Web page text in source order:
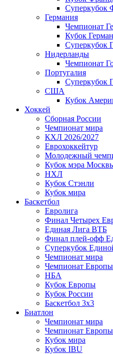
Суперкубок
Германия
Чемпионат
Кубок
Суперкубок
Нидерланды
Чемпионат
Португалия
Суперкубок
США
Кубок
Хоккей
Сборная России
Чемпионат мира
КХЛ 2026/2027
Еврохоккейтур
Молодежный
Кубок мэра
НХЛ
Кубок Стэнли
Кубок мира
Баскетбол
Евролига
Финал Четырех
Единая Лига ВТБ
Финал плей-офф
Суперкубок
Чемпионат мира
Чемпионат Европы
НБА
Кубок Европы
Кубок России
Баскетбол 3х3
Биатлон
Чемпионат мира
Чемпионат Европы
Кубок мира
Кубок IBU